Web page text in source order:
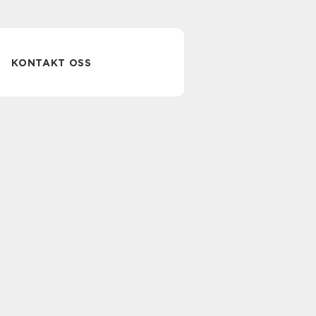
KONTAKT OSS